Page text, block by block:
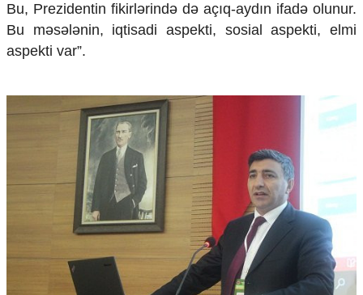
Missiyamız
Bu, Prezidentin fikirlərində də açıq-aydın ifadə olunur.
Bu məsələnin, iqtisadi aspekti, sosial aspekti, elmi
aspekti var”.